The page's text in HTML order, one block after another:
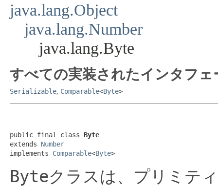
java.lang.Object
java.lang.Number
java.lang.Byte
すべての実装されたインタフェ
Serializable, Comparable<Byte>
public final class Byte
extends Number
implements Comparable<Byte>
Byteクラスは、プリミテ